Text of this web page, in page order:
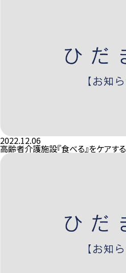
2022.12.06
高齢者介護施設『食べる』をケアする